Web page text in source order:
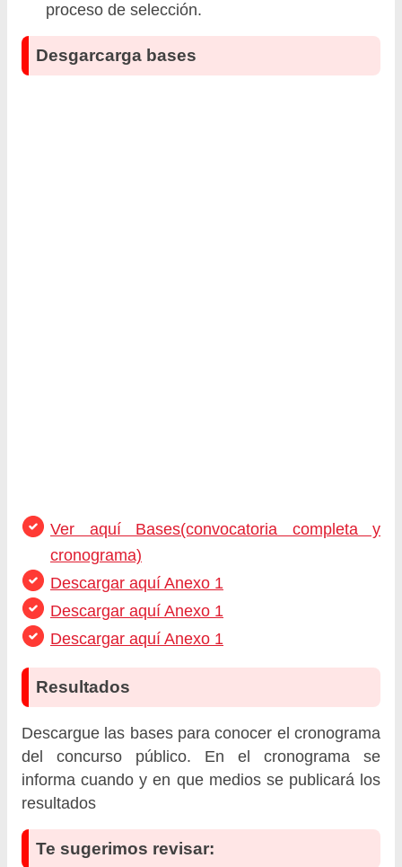
proceso de selección.
Desgarcarga bases
Ver aquí Bases(convocatoria completa y
cronograma)
Descargar aquí Anexo 1
Descargar aquí Anexo 1
Descargar aquí Anexo 1
Resultados
Descargue las bases para conocer el cronograma
del concurso público. En el cronograma se
informa cuando y en que medios se publicará los
resultados
Te sugerimos revisar: